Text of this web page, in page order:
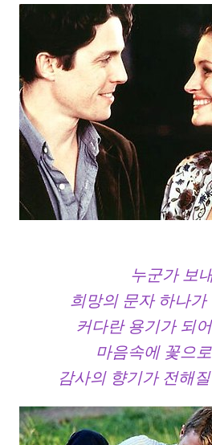
누군가 보
희망의 문자 하나가
커다란 용기가 되
마음속에 꽃으
감사의 향기가 전해